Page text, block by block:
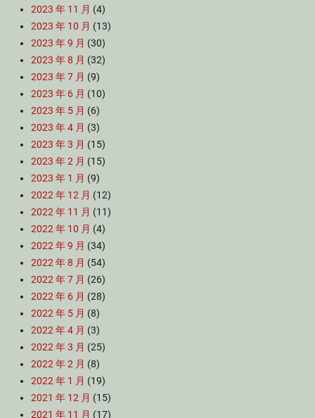
2023 年 11 月 (4)
2023 年 10 月 (13)
2023 年 9 月 (30)
2023 年 8 月 (32)
2023 年 7 月 (9)
2023 年 6 月 (10)
2023 年 5 月 (6)
2023 年 4 月 (3)
2023 年 3 月 (15)
2023 年 2 月 (15)
2023 年 1 月 (9)
2022 年 12 月 (12)
2022 年 11 月 (11)
2022 年 10 月 (4)
2022 年 9 月 (34)
2022 年 8 月 (54)
2022 年 7 月 (26)
2022 年 6 月 (28)
2022 年 5 月 (8)
2022 年 4 月 (3)
2022 年 3 月 (25)
2022 年 2 月 (8)
2022 年 1 月 (19)
2021 年 12 月 (15)
2021 年 11 月 (17)